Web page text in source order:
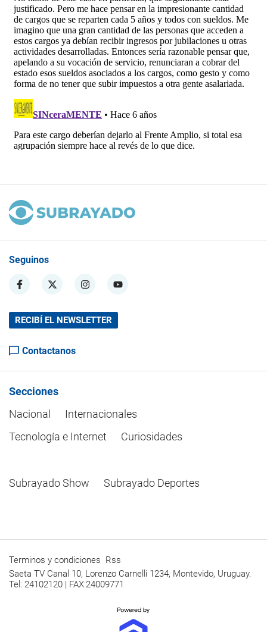
Seguinos
RECIBÍ EL NEWSLETTER
Contactanos
Secciones
Nacional
Internacionales
Tecnología e Internet
Curiosidades
Subrayado Show Subrayado Deportes
Terminos y condiciones Rss
Saeta TV Canal 10, Lorenzo Carnelli 1234, Montevido, Uruguay.
Tel: 24102120 | FAX:24009771